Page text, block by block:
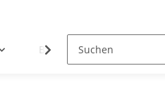
Bücher CD